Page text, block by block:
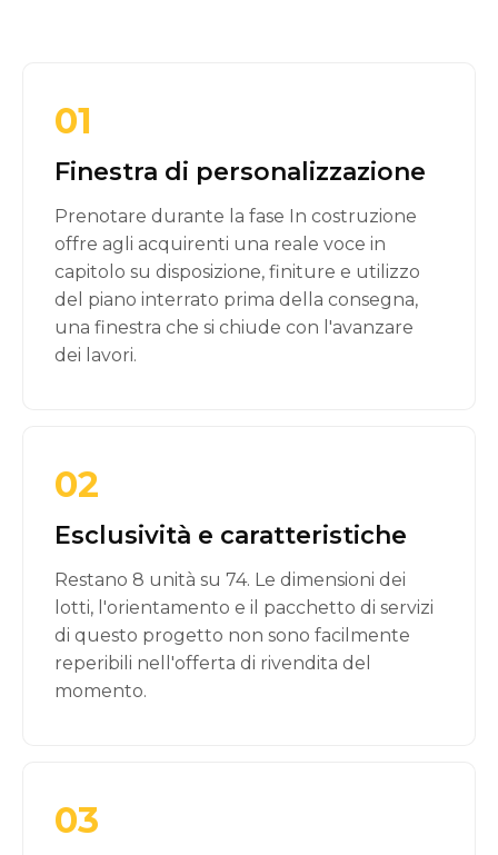
01
Finestra di personalizzazione
Prenotare durante la fase In costruzione
offre agli acquirenti una reale voce in
capitolo su disposizione, finiture e utilizzo
del piano interrato prima della consegna,
una finestra che si chiude con l'avanzare
dei lavori.
02
Esclusività e caratteristiche
Restano 8 unità su 74. Le dimensioni dei
lotti, l'orientamento e il pacchetto di servizi
di questo progetto non sono facilmente
reperibili nell'offerta di rivendita del
momento.
03